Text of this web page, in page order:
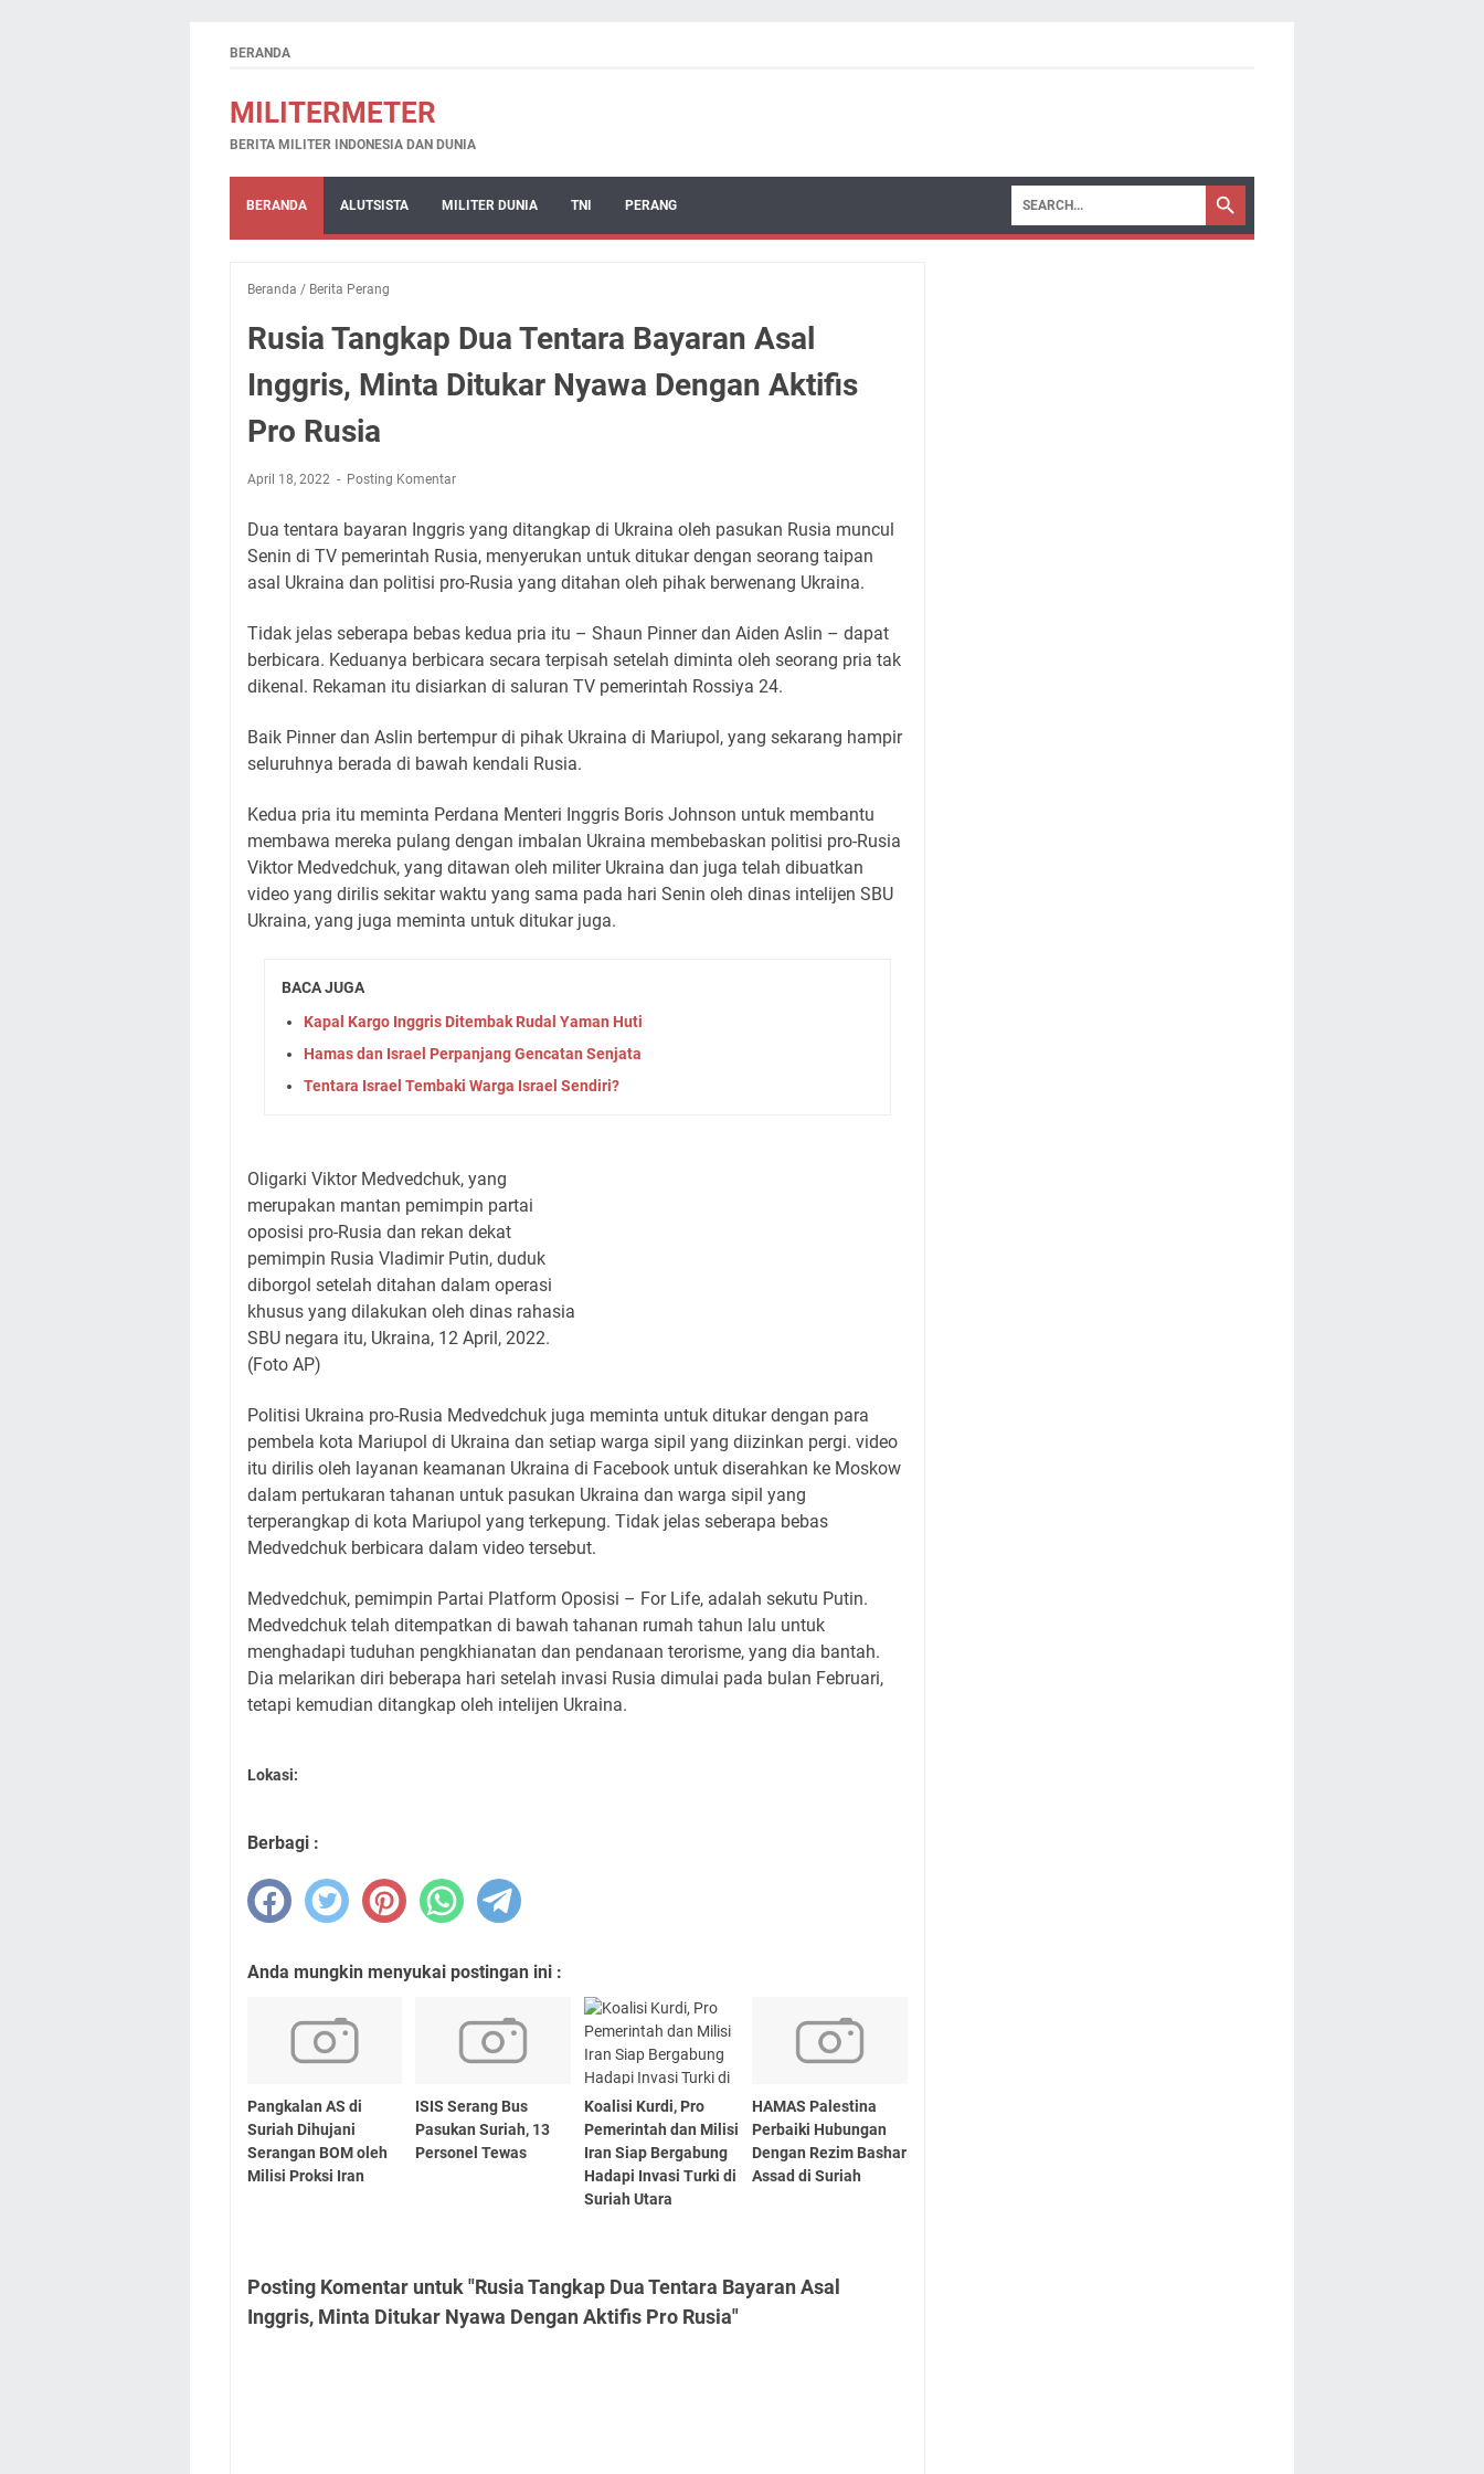
BERANDA
MILITERMETER
BERITA MILITER INDONESIA DAN DUNIA
BERANDA ALUTSISTA MILITER DUNIA TNI PERANG
Beranda / Berita Perang
Rusia Tangkap Dua Tentara Bayaran Asal
Inggris, Minta Ditukar Nyawa Dengan Aktifis
Pro Rusia
April 18, 2022 Posting Komentar
Dua tentara bayaran Inggris yang ditangkap di Ukraina oleh pasukan Rusia muncul
Senin di TV pemerintah Rusia, menyerukan untuk ditukar dengan seorang taipan
asal Ukraina dan politisi pro-Rusia yang ditahan oleh pihak berwenang Ukraina.
Tidak jelas seberapa bebas kedua pria itu – Shaun Pinner dan Aiden Aslin – dapat
berbicara. Keduanya berbicara secara terpisah setelah diminta oleh seorang pria tak
dikenal. Rekaman itu disiarkan di saluran TV pemerintah Rossiya 24.
Baik Pinner dan Aslin bertempur di pihak Ukraina di Mariupol, yang sekarang hampir
seluruhnya berada di bawah kendali Rusia.
Kedua pria itu meminta Perdana Menteri Inggris Boris Johnson untuk membantu
membawa mereka pulang dengan imbalan Ukraina membebaskan politisi pro-Rusia
Viktor Medvedchuk, yang ditawan oleh militer Ukraina dan juga telah dibuatkan
video yang dirilis sekitar waktu yang sama pada hari Senin oleh dinas intelijen SBU
Ukraina, yang juga meminta untuk ditukar juga.
BACA JUGA
Kapal Kargo Inggris Ditembak Rudal Yaman Huti
Hamas dan Israel Perpanjang Gencatan Senjata
Tentara Israel Tembaki Warga Israel Sendiri?
Oligarki Viktor Medvedchuk, yang
merupakan mantan pemimpin partai
oposisi pro-Rusia dan rekan dekat
pemimpin Rusia Vladimir Putin, duduk
diborgol setelah ditahan dalam operasi
khusus yang dilakukan oleh dinas rahasia
SBU negara itu, Ukraina, 12 April, 2022.
(Foto AP)
Politisi Ukraina pro-Rusia Medvedchuk juga meminta untuk ditukar dengan para
pembela kota Mariupol di Ukraina dan setiap warga sipil yang diizinkan pergi. video
itu dirilis oleh layanan keamanan Ukraina di Facebook untuk diserahkan ke Moskow
dalam pertukaran tahanan untuk pasukan Ukraina dan warga sipil yang
terperangkap di kota Mariupol yang terkepung. Tidak jelas seberapa bebas
Medvedchuk berbicara dalam video tersebut.
Medvedchuk, pemimpin Partai Platform Oposisi – For Life, adalah sekutu Putin.
Medvedchuk telah ditempatkan di bawah tahanan rumah tahun lalu untuk
menghadapi tuduhan pengkhianatan dan pendanaan terorisme, yang dia bantah.
Dia melarikan diri beberapa hari setelah invasi Rusia dimulai pada bulan Februari,
tetapi kemudian ditangkap oleh intelijen Ukraina.
Lokasi:
Berbagi :
Anda mungkin menyukai postingan ini :
Pangkalan AS di
Suriah Dihujani
Serangan BOM oleh
Milisi Proksi Iran
ISIS Serang Bus
Pasukan Suriah, 13
Personel Tewas
Koalisi Kurdi, Pro
Pemerintah dan Milisi
Iran Siap Bergabung
Hadapi Invasi Turki di
Suriah Utara
HAMAS Palestina
Perbaiki Hubungan
Dengan Rezim Bashar
Assad di Suriah
Posting Komentar untuk "Rusia Tangkap Dua Tentara Bayaran Asal
Inggris, Minta Ditukar Nyawa Dengan Aktifis Pro Rusia"